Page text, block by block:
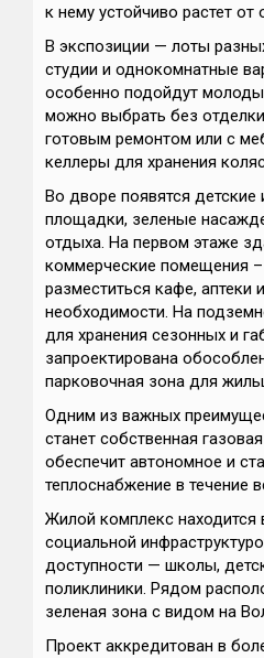
к нему устойчиво растет
​​В экспозиции — лоты
студии и однокомнатные
особенно подойдут
можно выбрать без
готовым ремонтом или с
келлеры для хранения
Во дворе появятся детские
площадки, зеленые
отдыха. На первом этаже
коммерческие помещения –
разместиться кафе, аптеки
необходимости. На
для хранения сезонных и
запроектирована
парковочная зона для
Одним из важных
станет собственная
обеспечит автономное и
теплоснабжение в течение
Жилой комплекс находится
социальной
доступности — школы,
поликлиники. Рядом
зеленая зона с видом на
Проект аккредитован в